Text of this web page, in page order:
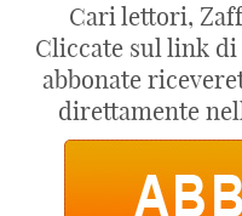
Cari lettori,
Cliccate sul link di
abbonate
direttamente